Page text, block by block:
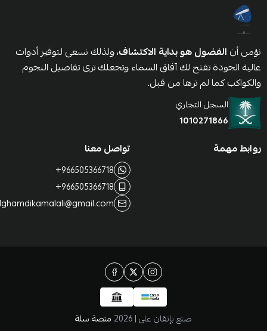
عرض الكل
Reflectors
Refractor
Cassegrain
Mounts and Tripods
Accessories
عرض الكل
GoTo Mount Accessories
Diagonals, Barlows and Finderscopes
نؤمن أنالفضول هو بداية الاكتشاف، ولذلك نسعى لتوفير أدوات
عالية الجودة تفتح لك آفاق السماء وتجعلك ترى تفاصيل النجوم
والكواكب كما لم ترها من قبل.
السجل التجاري
1010271866
روابط مهمة تواصل معنا
+966505366718
+966505366718
alghamdikamalali@gmail.com
صنع بإتقان على | 2026 منصة سلة